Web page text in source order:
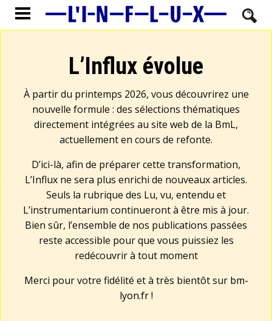
L’Influx évolue
À partir du printemps 2026, vous découvrirez une
nouvelle formule : des sélections thématiques
directement intégrées au site web de la BmL,
actuellement en cours de refonte.
D’ici-là, afin de préparer cette transformation,
L’Influx ne sera plus enrichi de nouveaux articles.
Seuls la rubrique des Lu, vu, entendu et
L’instrumentarium continueront à être mis à jour.
Bien sûr, l’ensemble de nos publications passées
reste accessible pour que vous puissiez les
redécouvrir à tout moment
Merci pour votre fidélité et à très bientôt sur bm-
lyon.fr!